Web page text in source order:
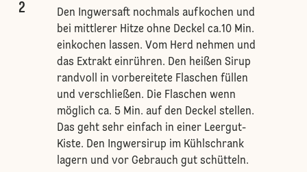
2
Den Ingwersaft nochmals aufkochen und
bei mittlerer Hitze ohne Deckel ca.10 Min.
einkochen lassen. Vom Herd nehmen und
das Extrakt einrühren. Den heißen Sirup
randvoll in vorbereitete Flaschen füllen
und verschließen. Die Flaschen wenn
möglich ca. 5 Min. auf den Deckel stellen.
Das geht sehr einfach in einer Leergut-
Kiste. Den Ingwersirup im Kühlschrank
lagern und vor Gebrauch gut schütteln.